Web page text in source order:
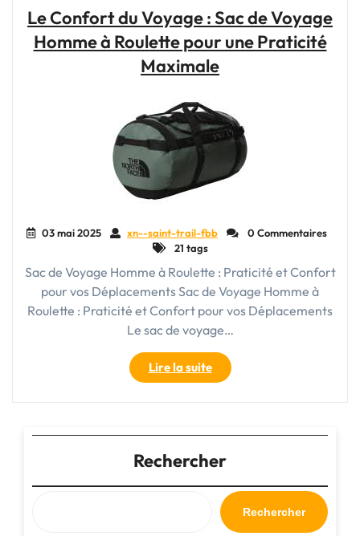
:
Votre
Compagnon
de
Idéal"
Le Confort du Voyage : Sac de Voyage
Homme à Roulette pour une Praticité
Maximale
03 mai 2025 xn--saint-trail-fbb
0 Commentaires
21 tags
Sac de Voyage Homme à Roulette : Praticité et Confort
pour vos Déplacements Sac de Voyage Homme à
Roulette : Praticité et Confort pour vos Déplacements
Le sac de voyage…
Lire la suite"Le
Confort
du
:
Sac
de
Voyage
Homme
Rechercher
Rechercher